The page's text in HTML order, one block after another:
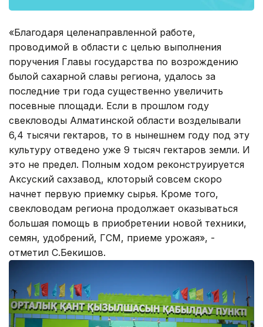
«Благодаря целенаправленной работе,
проводимой в области с целью выполнения
поручения Главы государства по возрождению
былой сахарной славы региона, удалось за
последние три года существенно увеличить
посевные площади. Если в прошлом году
свекловоды Алматинской области возделывали
6,4 тысячи гектаров, то в нынешнем году под эту
культуру отведено уже 9 тысяч гектаров земли. И
это не предел. Полным ходом реконструируется
Аксуский сахзавод, клоторый совсем скоро
начнет первую приемку сырья. Кроме того,
свекловодам региона продолжает оказываться
большая помощь в приобретении новой техники,
семян, удобрений, ГСМ, приеме урожая», -
отметил С.Бекишов.